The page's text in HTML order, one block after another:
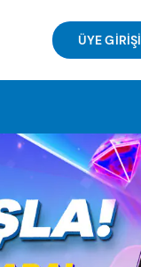
ÜYE GİRİŞİ